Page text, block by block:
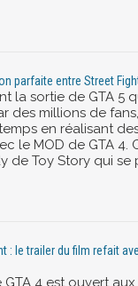
parfaite entre Street
la sortie de GTA 5
des millions de
en réalisant
le MOD de GTA 4.
de Toy Story qui se
: le trailer du film refait
GTA 4 est ouvert